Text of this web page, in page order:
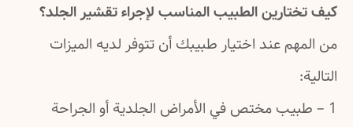
كيف تختارين الطبيب المناسب لإجراء تقشير الجلد؟
من المهم عند اختيار طبيبك أن تتوفر لديه الميزات
التالية:
1 – طبيب مختص في الأمراض الجلدية أو الجراحة